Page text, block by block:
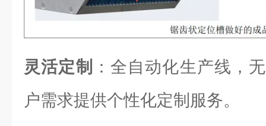
灵活定制
：全自动化生产线，
户需求提供个性化定制服务。